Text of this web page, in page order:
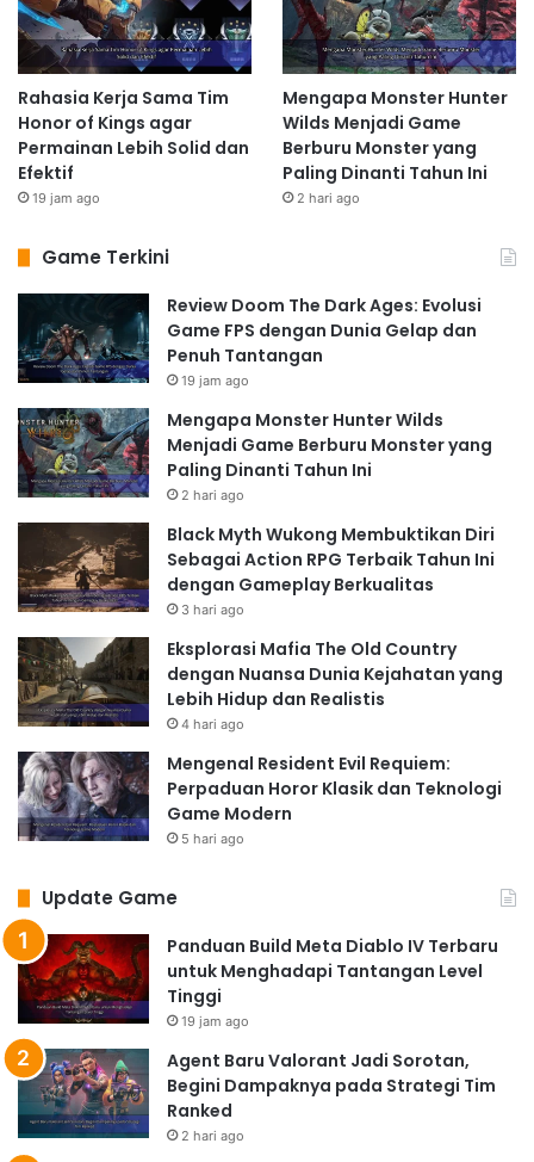
Rahasia Kerja Sama Tim
Honor of Kings agar
Permainan Lebih Solid dan
Efektif
19 jam ago
Mengapa Monster Hunter
Wilds Menjadi Game
Berburu Monster yang
Paling Dinanti Tahun Ini
2 hari ago
Game Terkini
Review Doom The Dark Ages: Evolusi
Game FPS dengan Dunia Gelap dan
Penuh Tantangan
19 jam ago
Mengapa Monster Hunter Wilds
Menjadi Game Berburu Monster yang
Paling Dinanti Tahun Ini
2 hari ago
Black Myth Wukong Membuktikan Diri
Sebagai Action RPG Terbaik Tahun Ini
dengan Gameplay Berkualitas
3 hari ago
Eksplorasi Mafia The Old Country
dengan Nuansa Dunia Kejahatan yang
Lebih Hidup dan Realistis
4 hari ago
Mengenal Resident Evil Requiem:
Perpaduan Horor Klasik dan Teknologi
Game Modern
5 hari ago
Update Game
Panduan Build Meta Diablo IV Terbaru
untuk Menghadapi Tantangan Level
Tinggi
19 jam ago
Agent Baru Valorant Jadi Sorotan,
Begini Dampaknya pada Strategi Tim
Ranked
2 hari ago